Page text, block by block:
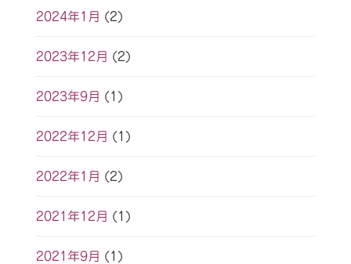
2024年1月 (2)
2023年12月 (2)
2023年9月 (1)
2022年12月 (1)
2022年1月 (2)
2021年12月 (1)
2021年9月 (1)